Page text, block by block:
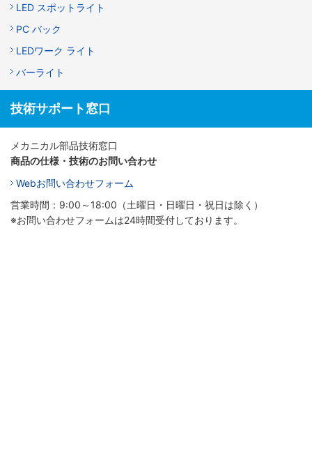
LED スポットライト
PC バック
LEDワーク ライト
バーライト
技術サポート窓口
メカニカル部品技術窓口
商品の仕様・技術のお問い合わせ
Webお問い合わせフォーム
営業時間：9:00～18:00（土曜日・日曜日・祝日は除く）
※お問い合わせフォームは24時間受付しております。